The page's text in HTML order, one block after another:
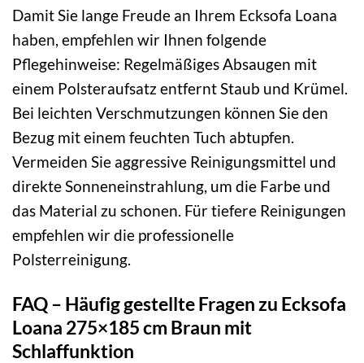
Damit Sie lange Freude an Ihrem Ecksofa Loana
haben, empfehlen wir Ihnen folgende
Pflegehinweise: Regelmäßiges Absaugen mit
einem Polsteraufsatz entfernt Staub und Krümel.
Bei leichten Verschmutzungen können Sie den
Bezug mit einem feuchten Tuch abtupfen.
Vermeiden Sie aggressive Reinigungsmittel und
direkte Sonneneinstrahlung, um die Farbe und
das Material zu schonen. Für tiefere Reinigungen
empfehlen wir die professionelle
Polsterreinigung.
FAQ – Häufig gestellte Fragen zu Ecksofa
Loana 275×185 cm Braun mit
Schlaffunktion